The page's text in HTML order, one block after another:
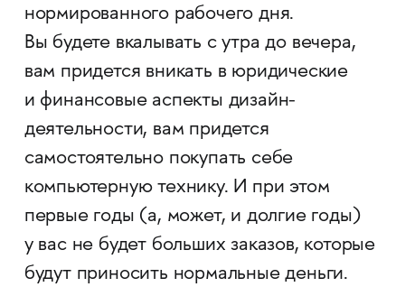
нормированного рабочего дня.
Вы будете вкалывать с утра до вечера,
вам придется вникать в юридические
и финансовые аспекты дизайн-
деятельности, вам придется
самостоятельно покупать себе
компьютерную технику. И при этом
первые годы (а, может, и долгие годы)
у вас не будет больших заказов, которые
будут приносить нормальные деньги.